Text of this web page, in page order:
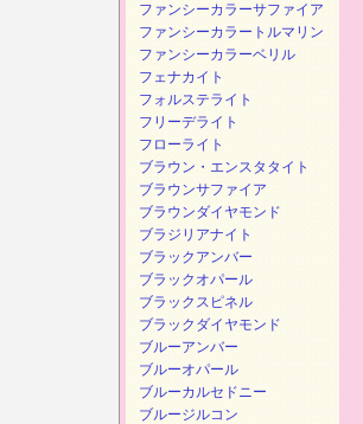
ファンシーカラーサファイア
ファンシーカラートルマリン
ファンシーカラーベリル
フェナカイト
フォルステライト
フリーデライト
フローライト
ブラウン・エンスタタイト
ブラウンサファイア
ブラウンダイヤモンド
ブラジリアナイト
ブラックアンバー
ブラックオパール
ブラックスピネル
ブラックダイヤモンド
ブルーアンバー
ブルーオパール
ブルーカルセドニー
ブルージルコン